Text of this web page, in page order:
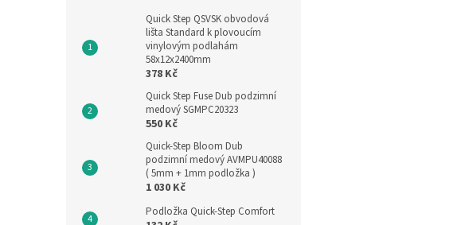
Quick Step QSVSK obvodová
lišta Standard k plovoucím
vinylovým podlahám
58x12x2400mm
378 Kč
Quick Step Fuse Dub podzimní
medový SGMPC20323
550 Kč
Quick-Step Bloom Dub
podzimní medový AVMPU40088
( 5mm + 1mm podložka )
1 030 Kč
Podložka Quick-Step Comfort